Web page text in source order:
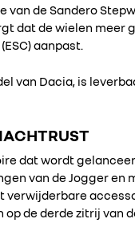
de Sandero
dat de wielen
aanpast.
van Dacia, is
dat wordt
van de Jogger
verwijderbare
op de derde zitrij